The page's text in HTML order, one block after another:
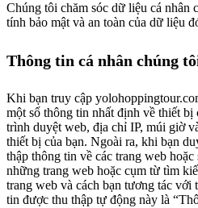
Chúng tôi chăm sóc dữ liệu cá nhân
tính bảo mật và an toàn của dữ liệu
Thông tin cá nhân chúng
Khi bạn truy cập
một số thông tin nhất định về thiết bị
trình duyệt web, địa chỉ IP, múi giờ
thiết bị của bạn. Ngoài ra, khi bạn
thập thông tin về các trang web
những trang web hoặc cụm từ tìm
trang web và cách bạn tương tác
tin được thu thập tự động này là